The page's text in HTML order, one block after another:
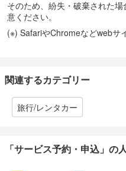
そのため、紛失・破棄された
意ください。
(※) SafariやChromeなどwebサ
関連するカテゴリー
旅行/レンタカー
「サービス予約・申込」の